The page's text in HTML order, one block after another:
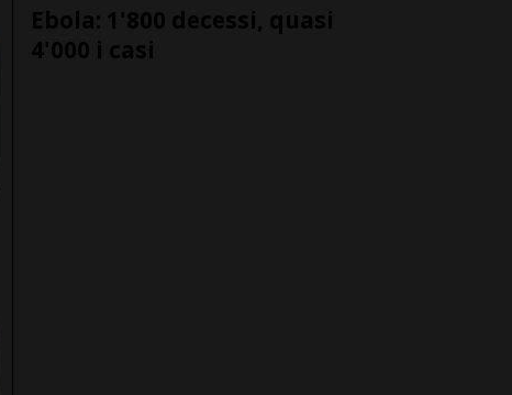
Ebola: 1'800 decessi, quasi
4'000 i casi